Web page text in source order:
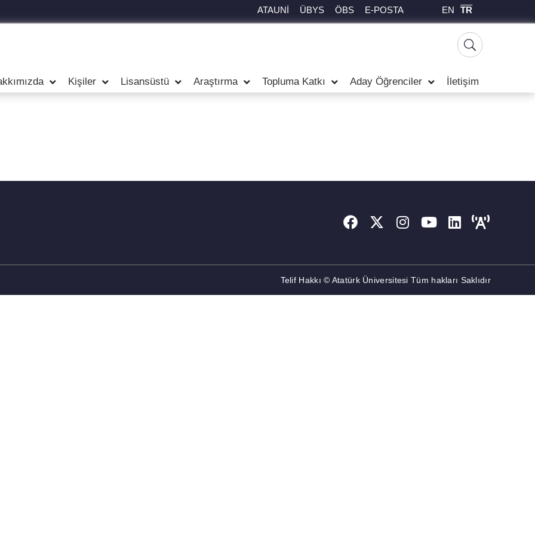
ATAUNİ ÜBYS ÖBS E-POSTA EN TR
Kişiler Lisansüstü Araştırma Topluma Katkı Aday Öğrenciler İletişim
Telif Hakkı © Atatürk Üniversitesi Tüm hakları Saklıdır